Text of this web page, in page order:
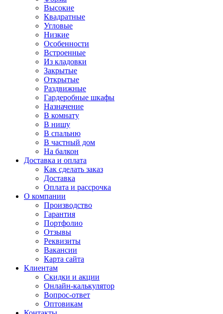
Высокие
Квадратные
Угловые
Низкие
Особенности
Встроенные
Из кладовки
Закрытые
Открытые
Раздвижные
Гардеробные шкафы
Назначение
В комнату
В нишу
В спальню
В частный дом
На балкон
Доставка и оплата
Как сделать заказ
Доставка
Оплата и рассрочка
О компании
Производство
Гарантия
Портфолио
Отзывы
Реквизиты
Вакансии
Карта сайта
Клиентам
Скидки и акции
Онлайн-калькулятор
Вопрос-ответ
Оптовикам